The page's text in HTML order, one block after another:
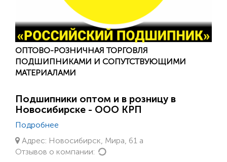
ОПТОВО-РОЗНИЧНАЯ ТОРГОВЛЯ
ПОДШИПНИКАМИ И СОПУТСТВУЮЩИМИ
МАТЕРИАЛАМИ
Подшипники оптом и в розницу в
Новосибирске - ООО КРП
Подробнее
Адрес: Новосибирск, Мира, 61 а
Отзывов о компании: